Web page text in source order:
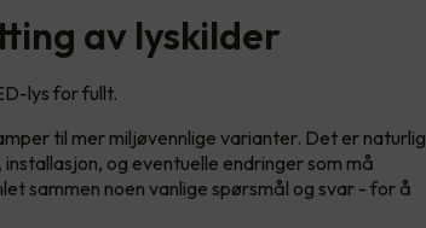
av lyskilder
lys for fullt.
til mer miljøvennlige varianter. Det er naturlig
og eventuelle endringer som må
sammen noen vanlige spørsmål og svar - for å